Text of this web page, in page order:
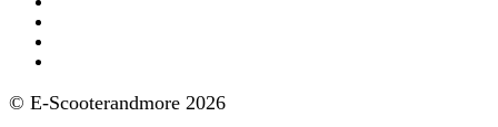
© E-Scooterandmore 2026